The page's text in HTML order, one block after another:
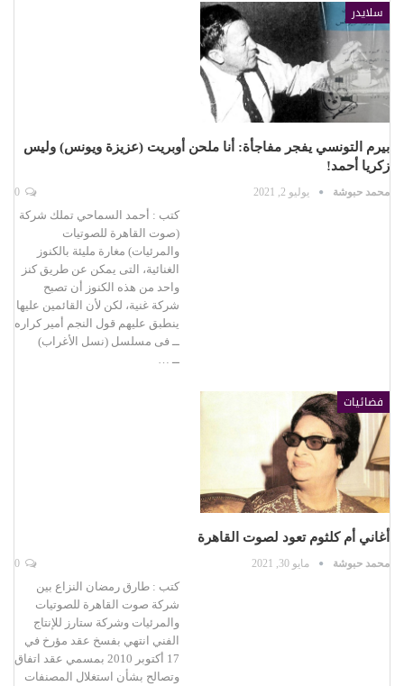
سلايدر
بيرم التونسي يفجر مفاجأة: أنا ملحن أوبريت (عزيزة ويونس) وليس
زكريا أحمد!
محمد حبوشة يوليو 2, 2021
كتب : أحمد السماحي تملك شركة
(صوت القاهرة للصوتيات
والمرئيات) مغارة مليئة بالكنوز
الغنائية، التى يمكن عن طريق كنز
واحد من هذه الكنوز أن تصبح
شركة غنية، لكن لأن القائمين عليها
ينطبق عليهم قول النجم أمير كراره
ــ فى مسلسل (نسل الأغراب)
ــ …
فضائيات
أغاني أم كلثوم تعود لصوت القاهرة
محمد حبوشة مايو 30, 2021
كتب : طارق رمضان النزاع بين
شركة صوت القاهرة للصوتيات
والمرئيات وشركة ستارز للإنتاج
الفني انتهي بفسخ عقد مؤرخ في
17 أكتوبر 2010 بمسمي عقد اتفاق
وتصالح بشأن استغلال المصنفات